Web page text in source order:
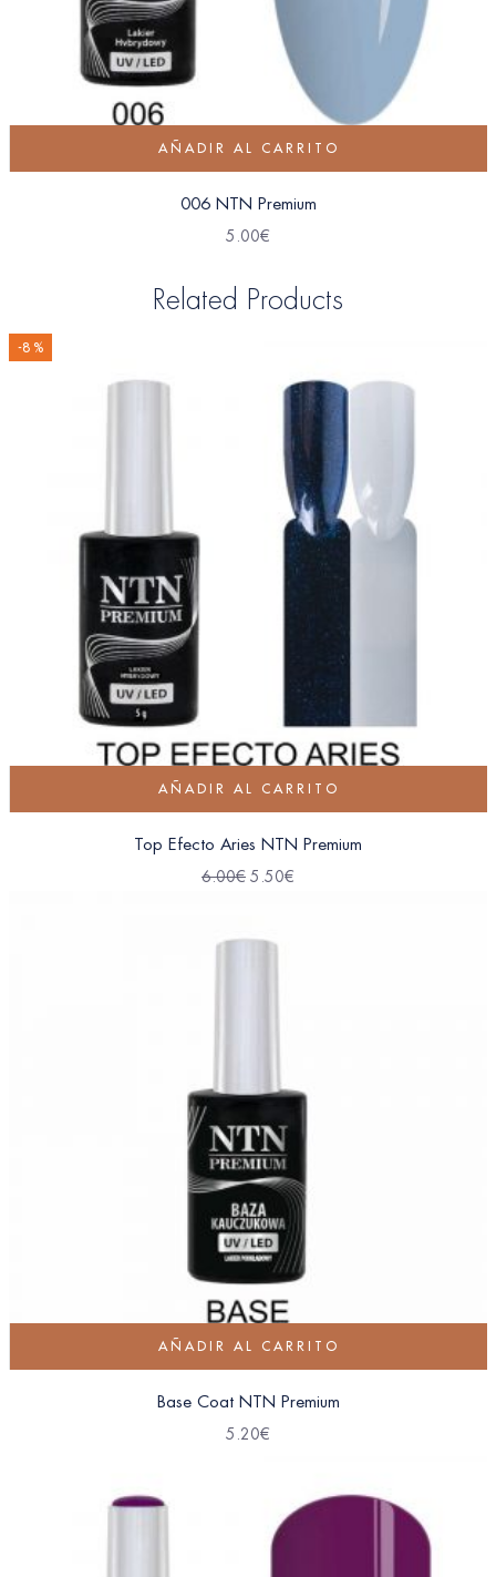
AÑADIR AL CARRITO
006 NTN Premium
5.00€
Related Products
-8 %
AÑADIR AL CARRITO
Top Efecto Aries NTN Premium
6.00€ 5.50€
AÑADIR AL CARRITO
Base Coat NTN Premium
5.20€